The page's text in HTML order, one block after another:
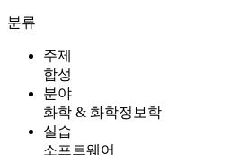
분류
주제
합성
분야
화학 & 화학정보학
실습
소프트웨어